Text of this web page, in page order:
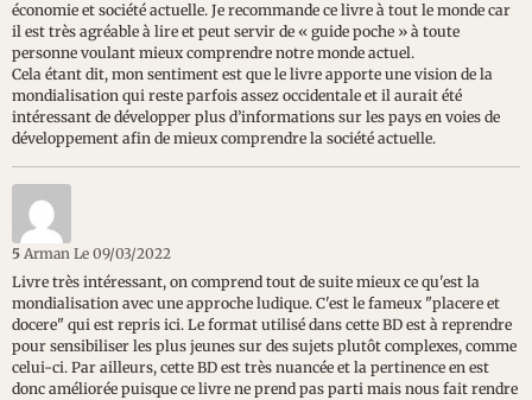
économie et société actuelle. Je recommande ce livre à tout le monde car
il est très agréable à lire et peut servir de « guide poche » à toute
personne voulant mieux comprendre notre monde actuel.
Cela étant dit, mon sentiment est que le livre apporte une vision de la
mondialisation qui reste parfois assez occidentale et il aurait été
intéressant de développer plus d’informations sur les pays en voies de
développement afin de mieux comprendre la société actuelle.
5 Arman Le 09/03/2022
Livre très intéressant, on comprend tout de suite mieux ce qu'est la
mondialisation avec une approche ludique. C'est le fameux "placere et
docere" qui est repris ici. Le format utilisé dans cette BD est à reprendre
pour sensibiliser les plus jeunes sur des sujets plutôt complexes, comme
celui-ci. Par ailleurs, cette BD est très nuancée et la pertinence en est
donc améliorée puisque ce livre ne prend pas parti mais nous fait rendre